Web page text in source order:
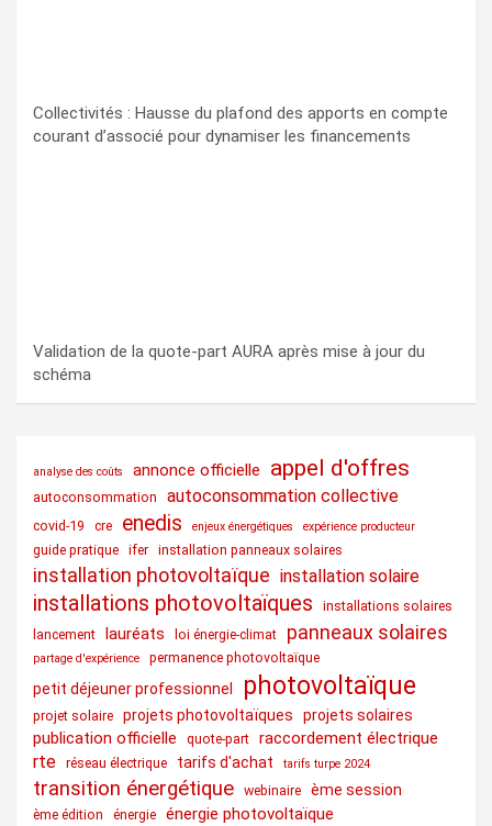
Collectivités : Hausse du plafond des apports en compte
courant d’associé pour dynamiser les financements
Validation de la quote-part AURA après mise à jour du
schéma
analyse des coûts annonce officielle appel d'offres
autoconsommation autoconsommation collective
covid-19 cre enedis enjeux énergétiques expérience producteur
guide pratique ifer installation panneaux solaires
installation photovoltaïque installation solaire
installations photovoltaïques
installations solaires
lancement lauréats loi énergie-climat panneaux solaires
partage d'expérience permanence photovoltaïque
petit déjeuner professionnel photovoltaïque
projet solaire projets photovoltaïques projets solaires
publication officielle quote-part raccordement électrique
rte réseau électrique tarifs d'achat tarifs turpe 2024
transition énergétique webinaire ème session
ème édition énergie énergie photovoltaïque